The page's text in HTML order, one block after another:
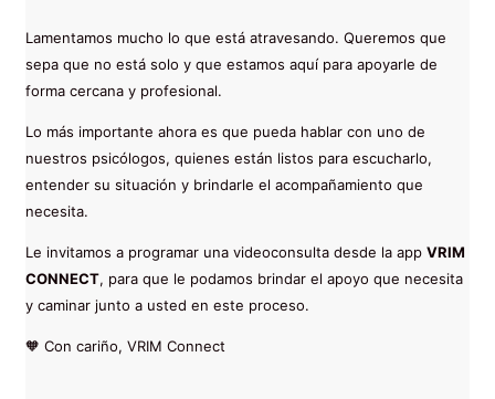
Lamentamos mucho lo que está atravesando. Queremos que
sepa que no está solo y que estamos aquí para apoyarle de
forma cercana y profesional.
Lo más importante ahora es que pueda hablar con uno de
nuestros psicólogos, quienes están listos para escucharlo,
entender su situación y brindarle el acompañamiento que
necesita.
Le invitamos a programar una videoconsulta desde la app VRIM
CONNECT, para que le podamos brindar el apoyo que necesita
y caminar junto a usted en este proceso.
🧡 Con cariño, VRIM Connect